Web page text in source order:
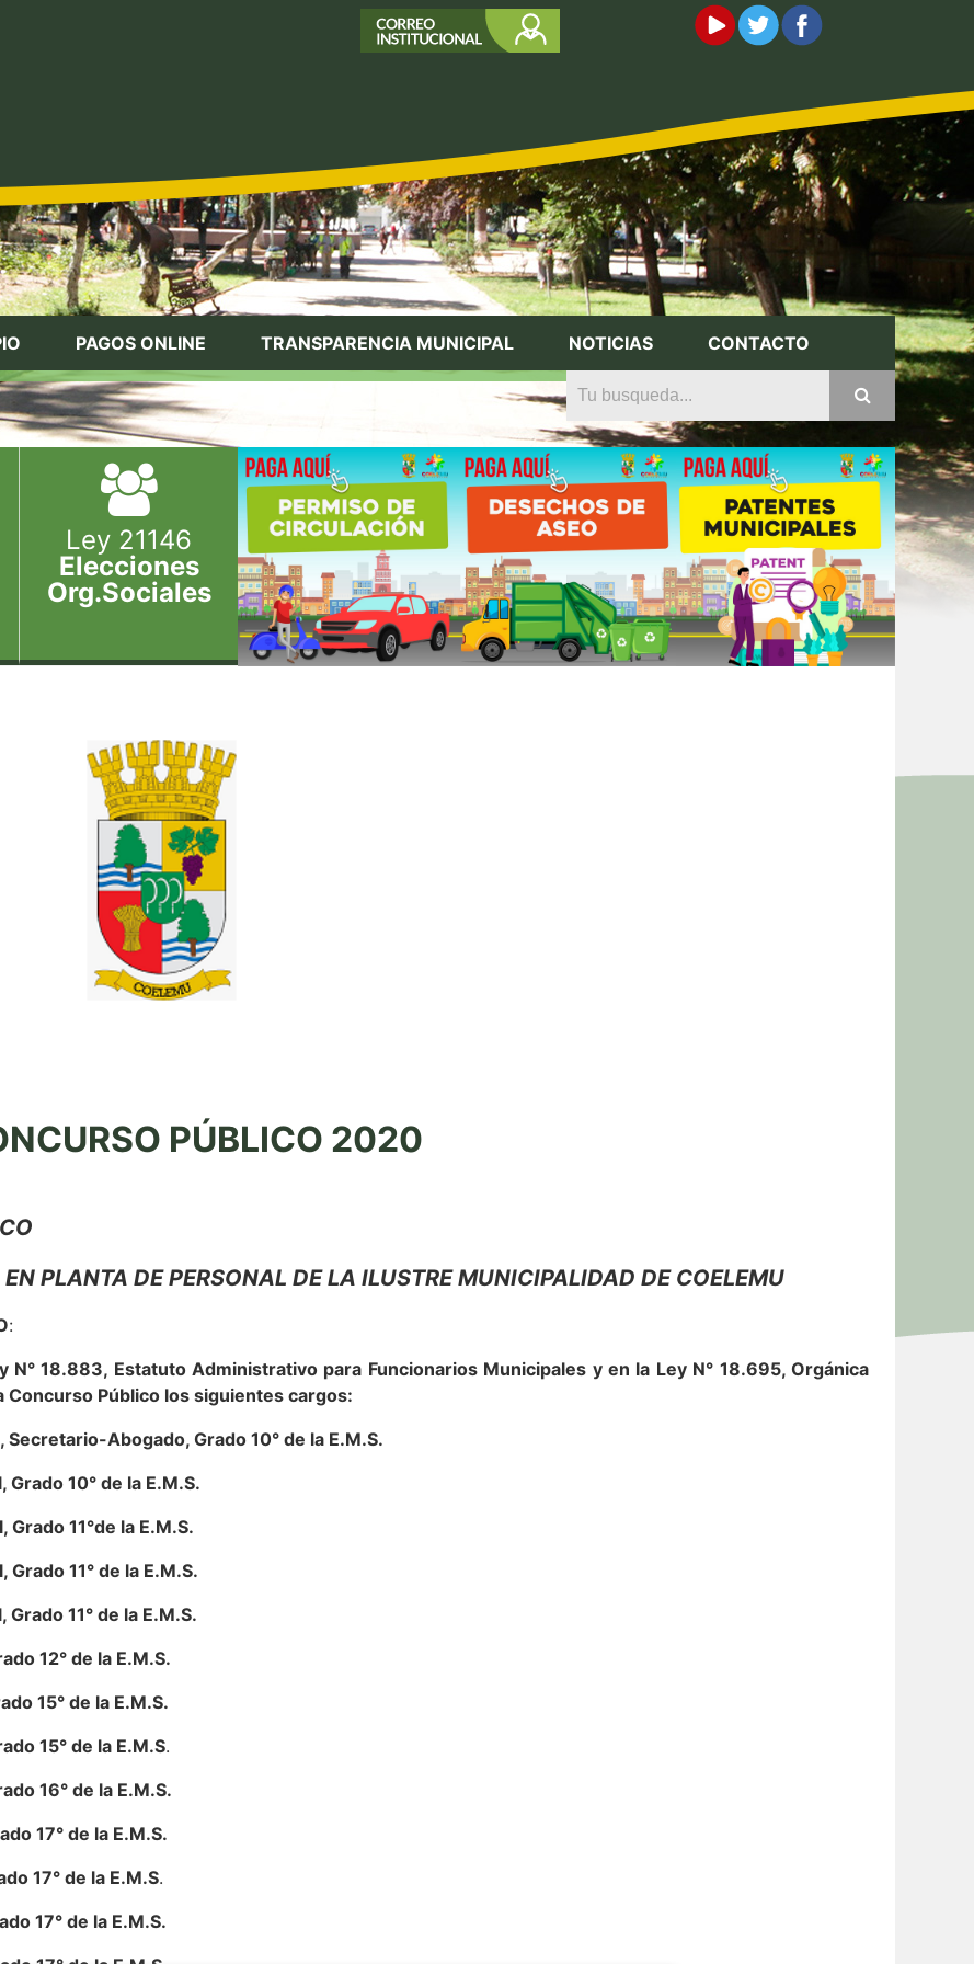
PAGOS ONLINE TRANSPARENCIA MUNICIPAL NOTICIAS CONTACTO
Ley 21146
Elecciones
Org.Sociales
PÚBLICO 2020
PLANTA DE PERSONAL DE LA ILUSTRE MUNICIPALIDAD DE COELEMU
:
18.883, Estatuto Administrativo para Funcionarios Municipales y en la Ley N° 18.695, Orgánica
Público los siguientes cargos:
Abogado, Grado 10° de la E.M.S.
10° de la E.M.S.
11°de la E.M.S.
11° de la E.M.S.
11° de la E.M.S.
12° de la E.M.S.
15° de la E.M.S.
15° de la E.M.S.
16° de la E.M.S.
17° de la E.M.S.
17° de la E.M.S.
17° de la E.M.S.